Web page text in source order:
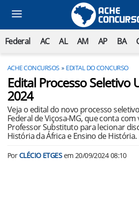
Federal AC AL AM AP BA
ACHE CONCURSOS EDITAL DO CONCURSO
Edital Processo Seletivo
2024
Veja o edital do novo processo
Federal de Viçosa-MG, que conta
Professor Substituto para lecionar
História da África e Ensino de
PorCLÉCIO ETGESem 20/09/2024 08:10